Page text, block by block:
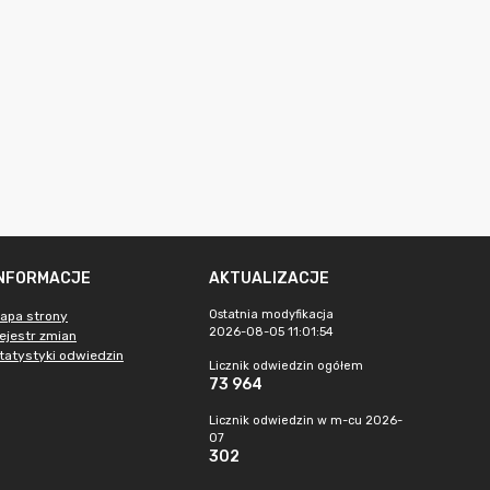
strony
zmian
odwiedzin
AKTUALIZACJE
Ostatnia modyfikacja
2026-08-05 11:01:54
Licznik odwiedzin ogółem
73 964
Licznik odwiedzin w m-cu 2026-
07
302